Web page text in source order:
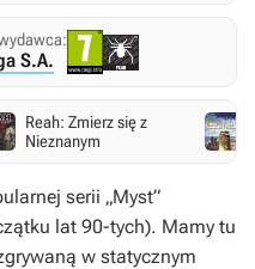
S.A.
Reah: Zmierz się z
Nieznanym
serii „Myst”
lat 90-tych). Mamy tu
w statycznym